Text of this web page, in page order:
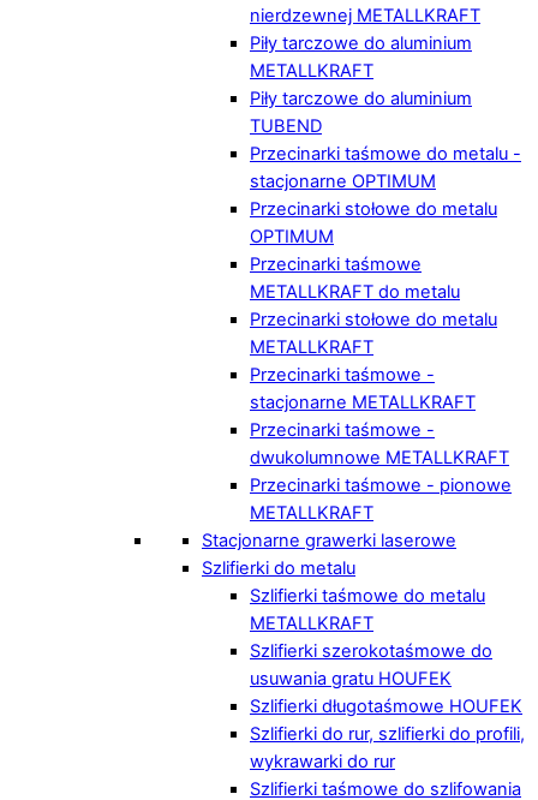
nierdzewnej METALLKRAFT
Piły tarczowe do aluminium
METALLKRAFT
Piły tarczowe do aluminium
TUBEND
Przecinarki taśmowe do metalu -
stacjonarne OPTIMUM
Przecinarki stołowe do metalu
OPTIMUM
Przecinarki taśmowe
METALLKRAFT do metalu
Przecinarki stołowe do metalu
METALLKRAFT
Przecinarki taśmowe -
stacjonarne METALLKRAFT
Przecinarki taśmowe -
dwukolumnowe METALLKRAFT
Przecinarki taśmowe - pionowe
METALLKRAFT
Stacjonarne grawerki laserowe
Szlifierki do metalu
Szlifierki taśmowe do metalu
METALLKRAFT
Szlifierki szerokotaśmowe do
usuwania gratu HOUFEK
Szlifierki długotaśmowe HOUFEK
Szlifierki do rur, szlifierki do profili,
wykrawarki do rur
Szlifierki taśmowe do szlifowania